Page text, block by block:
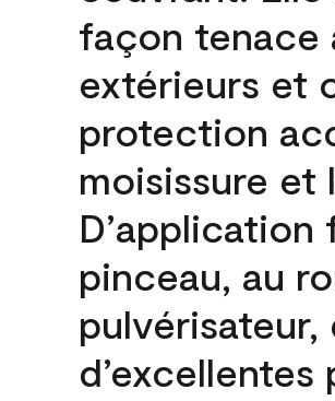
façon tenace
extérieurs et
protection
moisissure et
D’application
pinceau, au